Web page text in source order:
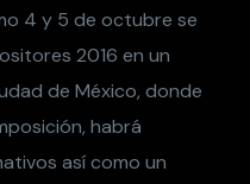
4 y 5 de octubre se
2016 en un
de México, donde
habrá
así como un